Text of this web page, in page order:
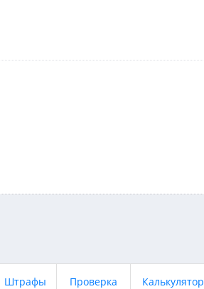
Штрафы
Проверка
Калькулятор